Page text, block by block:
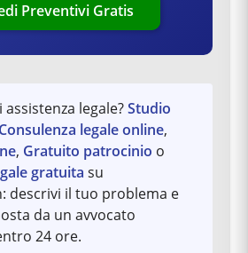
Preventivi Gratis
legale?Studio
Consulenza legale online,
, Gratuito patrocinio o
gratuita su
descrivi il tuo problema e
da un avvocato
24 ore.